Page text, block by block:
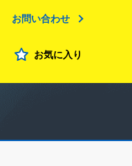
お問い合わせ
お気に入り